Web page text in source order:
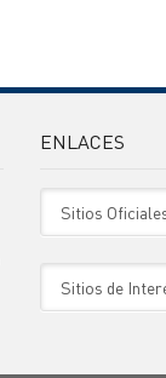
ENLACES